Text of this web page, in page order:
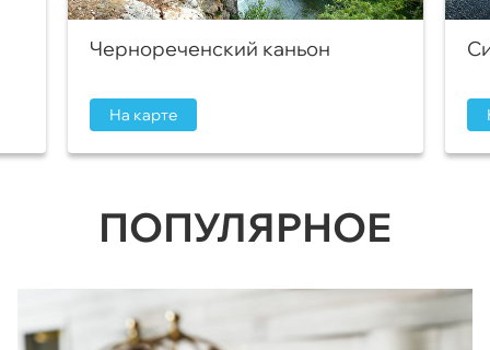
Чернореченский каньон
На карте
ПОПУЛЯРНОЕ